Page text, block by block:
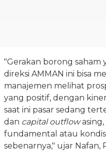
"Gerakan borong saham
direksi AMMAN ini bisa
manajemen melihat
yang positif, dengan
saat ini pasar sedang
dan capital outflow
fundamental atau
sebenarnya," ujar Nafan,